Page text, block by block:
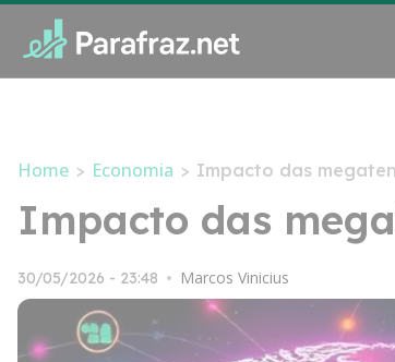
Home > Economia > Impacto das
Impacto das
30/05/2026 - 23:48 • Marcos Vinicius